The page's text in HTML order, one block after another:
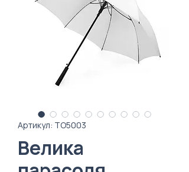
Артикул: ТО5003
Велика